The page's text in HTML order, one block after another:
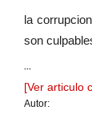
la
son
...
[Ver articulo
Autor: